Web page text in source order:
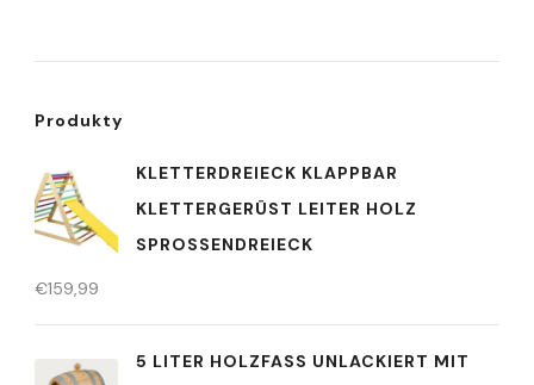
Produkty
KLETTERDREIECK KLAPPBAR
KLETTERGERÜST LEITER HOLZ
SPROSSENDREIECK
€159,99
5 LITER HOLZFASS UNLACKIERT MIT